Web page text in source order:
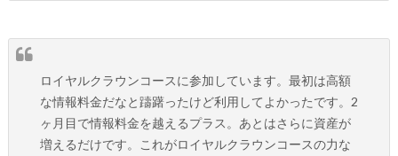
ロイヤルクラウンコースに参加しています。最初は高額
な情報料金だなと躊躇ったけど利用してよかったです。2
ヶ月目で情報料金を越えるプラス。あとはさらに資産が
増えるだけです。これがロイヤルクラウンコースの力な